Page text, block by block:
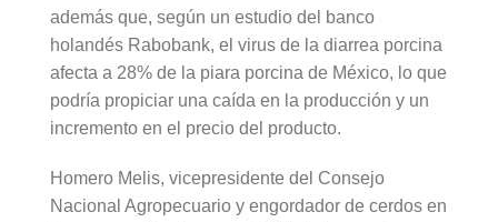
además que, según un estudio del banco
holandés Rabobank, el virus de la diarrea porcina
afecta a 28% de la piara porcina de México, lo que
podría propiciar una caída en la producción y un
incremento en el precio del producto.
Homero Melis, vicepresidente del Consejo
Nacional Agropecuario y engordador de cerdos en